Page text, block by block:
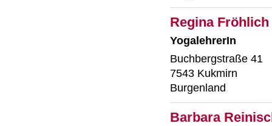
Regina
YogalehrerIn
Buchbergstraße 41
7543 Kukmirn
Burgenland
Barbara